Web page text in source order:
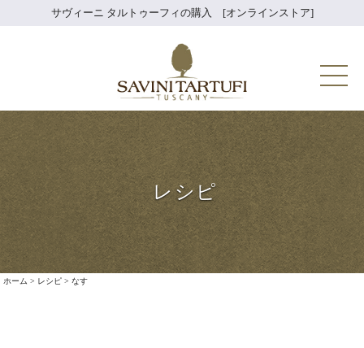
サヴィーニ タルトゥーフィの購入 [オンラインストア]
レシピ
ホーム > レシピ > なす